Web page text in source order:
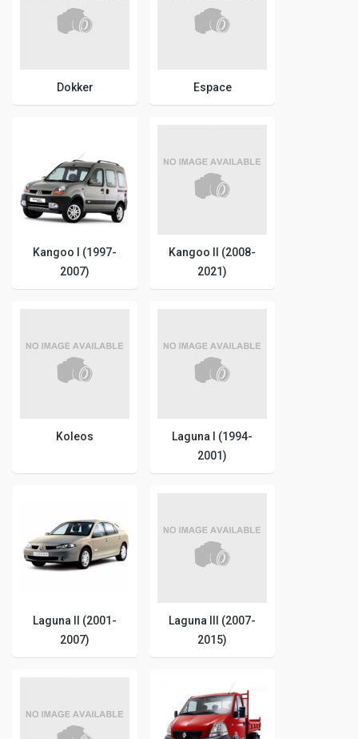
Dokker Espace
Kangoo I (1997-
2007)
Kangoo II (2008-
2021)
Koleos
Laguna I (1994-
2001)
Laguna II (2001-
2007)
Laguna III (2007-
2015)